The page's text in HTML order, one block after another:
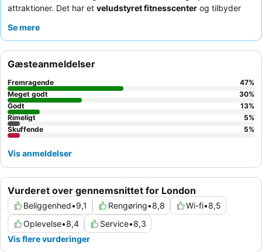
attraktioner. Det har et veludstyret fitnesscenter og tilbyder
Gæsterne roser konsekvent det
mere roligt ophold bør gæster anmode om et værelse mod
haven, da nogle værelser mangler vinduer, der kan åbnes.
Se mere
Vurderet over gennemsnittet for London
Beliggenhed•9,1 Rengøring•8,8 Wi-fi•8,5
Oplevelse•8,4 Service•8,3
Vis flere vurderinger
Gæsteanmeldelser
Fremragende 47%
Meget godt
30%
Godt
13%
Rimeligt
5%
Skuffende
5%
Vis anmeldelser